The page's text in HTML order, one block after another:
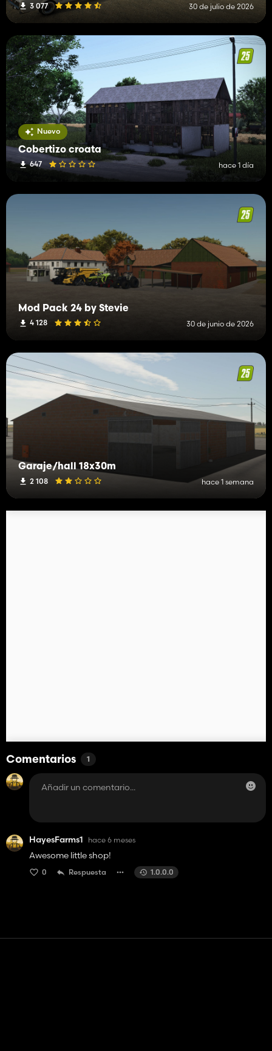
3 077 30 de julio de 2026
Nuevo
Cobertizo croata
647 hace 1 día
Mod Pack 24 by Stevie
4 128 30 de junio de 2026
Garaje/hall 18x30m
2 108 hace 1 semana
Comentarios 1
HayesFarms1 hace 6 meses
Awesome little shop!
0 Respuesta 1.0.0.0